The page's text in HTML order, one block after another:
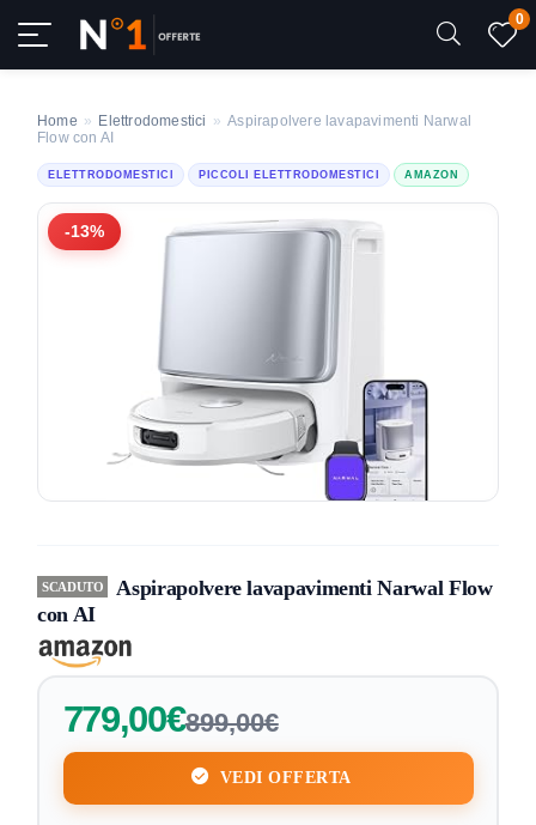
0
Home » Elettrodomestici » Aspirapolvere lavapavimenti Narwal
Flow con AI
ELETTRODOMESTICI PICCOLI ELETTRODOMESTICI AMAZON
-13%
SCADUTO
Aspirapolvere lavapavimenti Narwal Flow
con AI
779,00€899,00€
VEDI OFFERTA